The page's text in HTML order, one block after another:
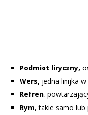
Podmiot liryczny,
Wers, jedna linijka w
Refren,
Rym, takie samo lub